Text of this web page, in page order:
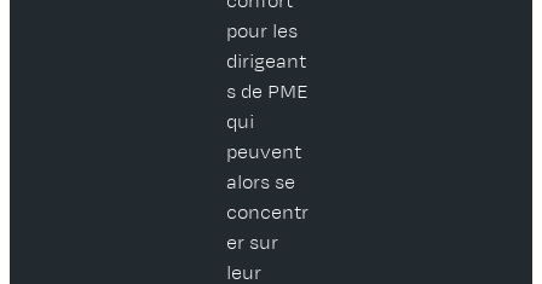
pour les
dirigeant
s de PME
qui
peuvent
alors se
concentr
er sur
leur